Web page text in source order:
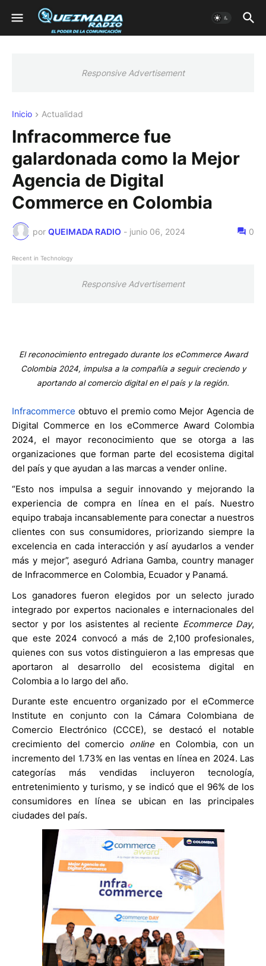
Responsive Advertisement
Inicio Actualidad
Infracommerce fue
galardonada como la Mejor
Agencia de Digital
Commerce en Colombia
por QUEIMADA RADIO - junio 06, 2024 0
Recent in Technology
Responsive Advertisement
El reconocimiento entregado durante los eCommerce Award
Colombia 2024, impulsa a la compañía a seguir creciendo y
aportando al comercio digital en el país y la región.
Infracommerce obtuvo el premio como Mejor Agencia de
Digital Commerce en los eCommerce Award Colombia
2024, el mayor reconocimiento que se otorga a las
organizaciones que forman parte del ecosistema digital
del país y que ayudan a las marcas a vender online.
“Esto nos impulsa a seguir innovando y mejorando la
experiencia de compra en línea en el país. Nuestro
equipo trabaja incansablemente para conectar a nuestros
clientes con sus consumidores, priorizando siempre la
excelencia en cada interacción y así ayudarlos a vender
más y mejor”, aseguró Adriana Gamba, country manager
de Infracommerce en Colombia, Ecuador y Panamá.
Los ganadores fueron elegidos por un selecto jurado
integrado por expertos nacionales e internacionales del
sector y por los asistentes al reciente Ecommerce Day,
que este 2024 convocó a más de 2,100 profesionales,
quienes con sus votos distinguieron a las empresas que
aportaron al desarrollo del ecosistema digital en
Colombia a lo largo del año.
Durante este encuentro organizado por el eCommerce
Institute en conjunto con la Cámara Colombiana de
Comercio Electrónico (CCCE), se destacó el notable
crecimiento del comercio online en Colombia, con un
incremento del 1.73% en las ventas en línea en 2024. Las
categorías más vendidas incluyeron tecnología,
entretenimiento y turismo, y se indicó que el 96% de los
consumidores en línea se ubican en las principales
ciudades del país.